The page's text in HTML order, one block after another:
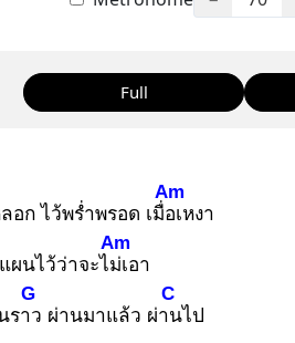
Full
ลอก ไว้พร่ำพรอด เมื่อเ
Am
หงา
แผนไว้ว่าจะไม่เ
Am
อา
ราว
G
ผ่านมาแล้ว ผ่าน
C
ไป